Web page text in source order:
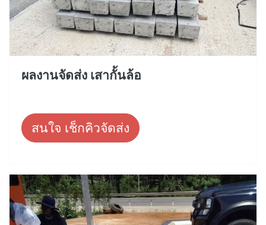
ผลงานจัดส่ง เสากั้นล้อ
สนใจ เช็กคิวจัดส่ง